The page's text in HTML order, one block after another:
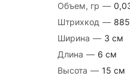
Объем, гр —
Штрихкод —
Ширина — 3 cм
Длина — 6 cм
Высота — 15 cм